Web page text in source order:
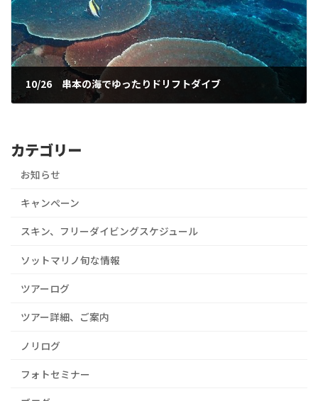
10/26 串本の海でゆったりドリフトダイブ
2024年10月27日
カテゴリー
お知らせ
キャンぺーン
スキン、フリーダイビングスケジュール
ソットマリノ旬な情報
ツアーログ
ツアー詳細、ご案内
ノリログ
フォトセミナー